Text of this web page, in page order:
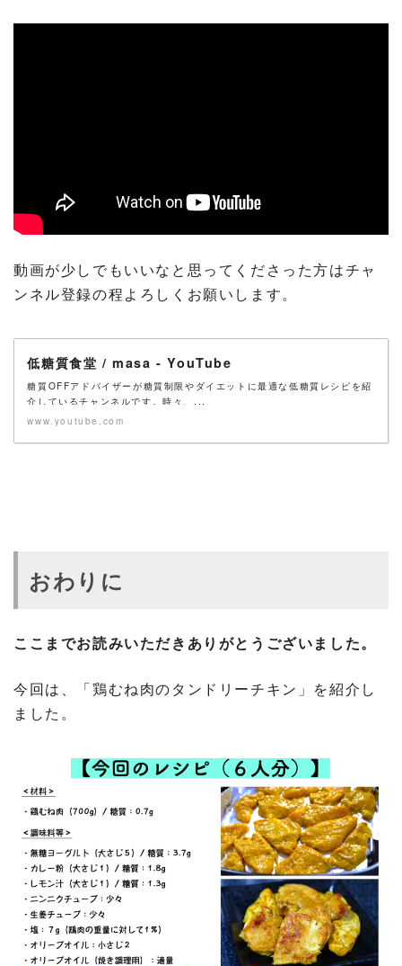
動画が少しでもいいなと思ってくださった方はチャ
ンネル登録の程よろしくお願いします。
低糖質食堂 / masa - YouTube
糖質OFFアドバイザーが糖質制限やダイエットに最適な低糖質レシピを紹
介しているチャンネルです。時々、...
www.youtube.com
おわりに
ここまでお読みいただきありがとうございました。
今回は、「鶏むね肉のタンドリーチキン」を紹介し
ました。